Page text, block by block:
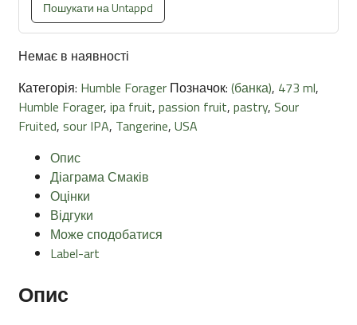
Пошукати на Untappd
Немає в наявності
Категорія: Humble Forager Позначок: (банка), 473 ml,
Humble Forager, ipa fruit, passion fruit, pastry, Sour
Fruited, sour IPA, Tangerine, USA
Опис
Діаграма Смаків
Оцінки
Відгуки
Може сподобатися
Label-art
Опис